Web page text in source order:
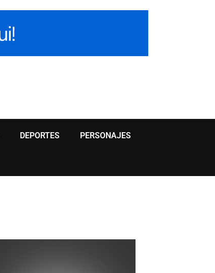
DEPORTES PERSONAJES